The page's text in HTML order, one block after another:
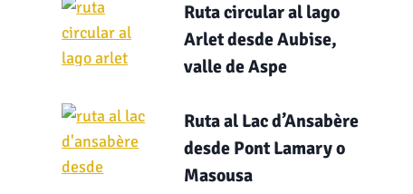
Ruta circular al lago
Arlet desde Aubise,
valle de Aspe
Ruta al Lac d’Ansabère
desde Pont Lamary o
Masousa